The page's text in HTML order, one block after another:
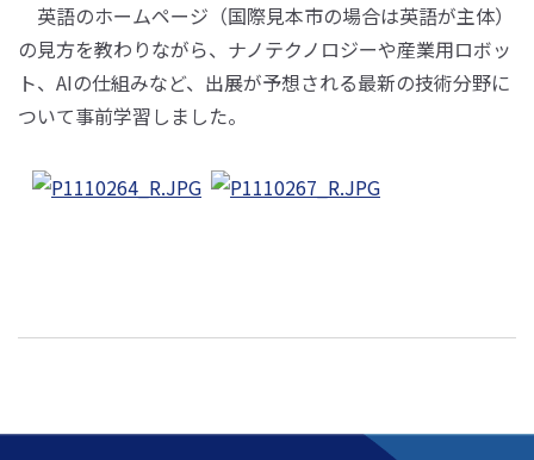
英語のホームページ（国際見本市の場合は英語が主体）
の見方を教わりながら、ナノテクノロジーや産業用ロボッ
ト、AIの仕組みなど、出展が予想される最新の技術分野に
ついて事前学習しました。